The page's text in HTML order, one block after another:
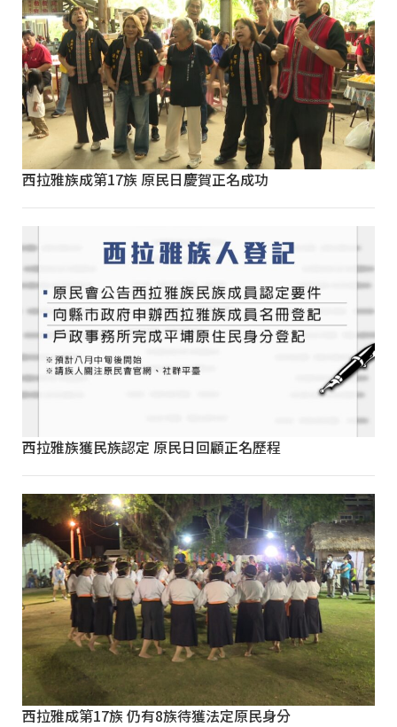
西拉雅族成第17族 原民日慶賀正名成功
西拉雅族獲民族認定 原民日回顧正名歷程
西拉雅成第17族 仍有8族待獲法定原民身分